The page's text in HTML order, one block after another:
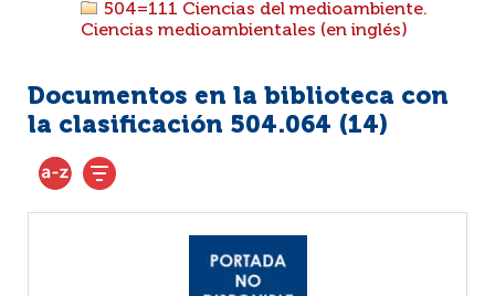
504=111 Ciencias del medioambiente.
Ciencias medioambientales (en inglés)
Documentos en la biblioteca con
la clasificación 504.064 (14)